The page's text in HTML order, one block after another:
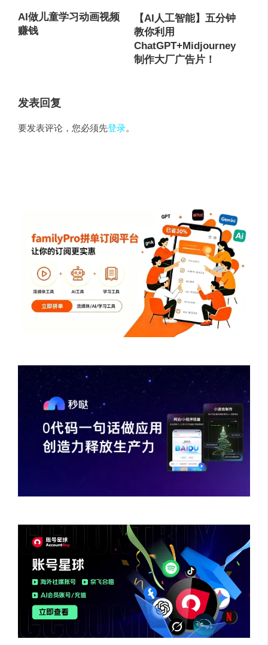
AI做儿童学习动画视频
赚钱
【AI人工智能】五分钟
教你利用
ChatGPT+Midjourney
制作大厂广告片！
发表回复
要发表评论，您必须先登录。